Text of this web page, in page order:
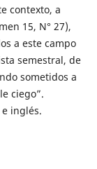
contexto, a
15, N° 27),
a este campo
semestral, de
sometidos a
ciego”.
inglés.